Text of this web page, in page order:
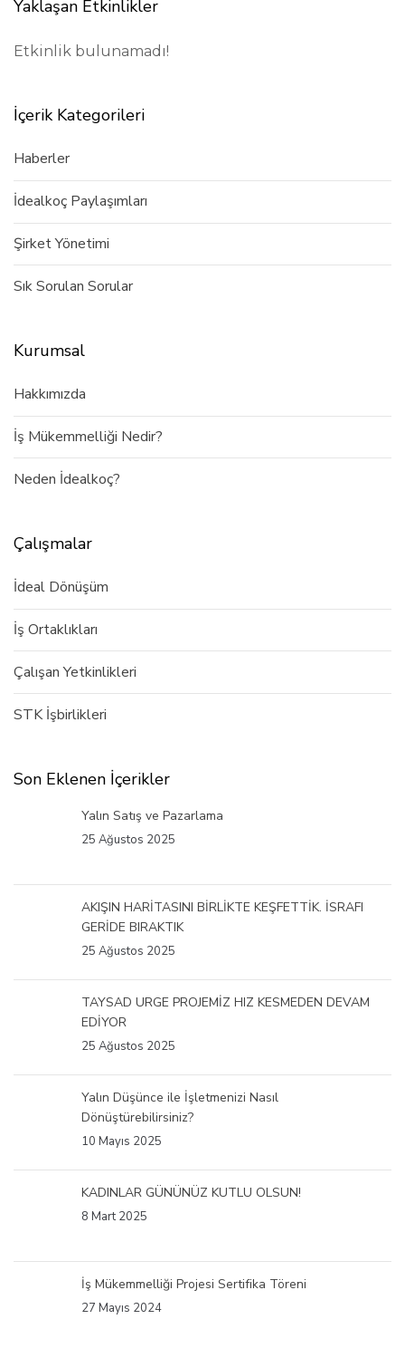
Yaklaşan Etkinlikler
Etkinlik bulunamadı!
İçerik Kategorileri
Haberler
İdealkoç Paylaşımları
Şirket Yönetimi
Sık Sorulan Sorular
Kurumsal
Hakkımızda
İş Mükemmelliği Nedir?
Neden İdealkoç?
Çalışmalar
İdeal Dönüşüm
İş Ortaklıkları
Çalışan Yetkinlikleri
STK İşbirlikleri
Son Eklenen İçerikler
Yalın Satış ve Pazarlama
25 Ağustos 2025
AKIŞIN HARİTASINI BİRLİKTE KEŞFETTİK. İSRAFI
GERİDE BIRAKTIK
25 Ağustos 2025
TAYSAD URGE PROJEMİZ HIZ KESMEDEN DEVAM
EDİYOR
25 Ağustos 2025
Yalın Düşünce ile İşletmenizi Nasıl
Dönüştürebilirsiniz?
10 Mayıs 2025
KADINLAR GÜNÜNÜZ KUTLU OLSUN!
8 Mart 2025
İş Mükemmelliği Projesi Sertifika Töreni
27 Mayıs 2024